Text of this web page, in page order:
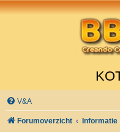
V&A
Forumoverzicht Informatie